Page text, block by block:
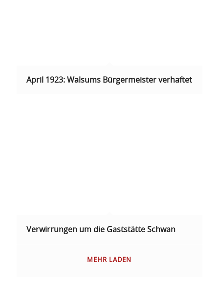
April 1923: Walsums Bürgermeister verhaftet
Verwirrungen um die Gaststätte Schwan
MEHR LADEN